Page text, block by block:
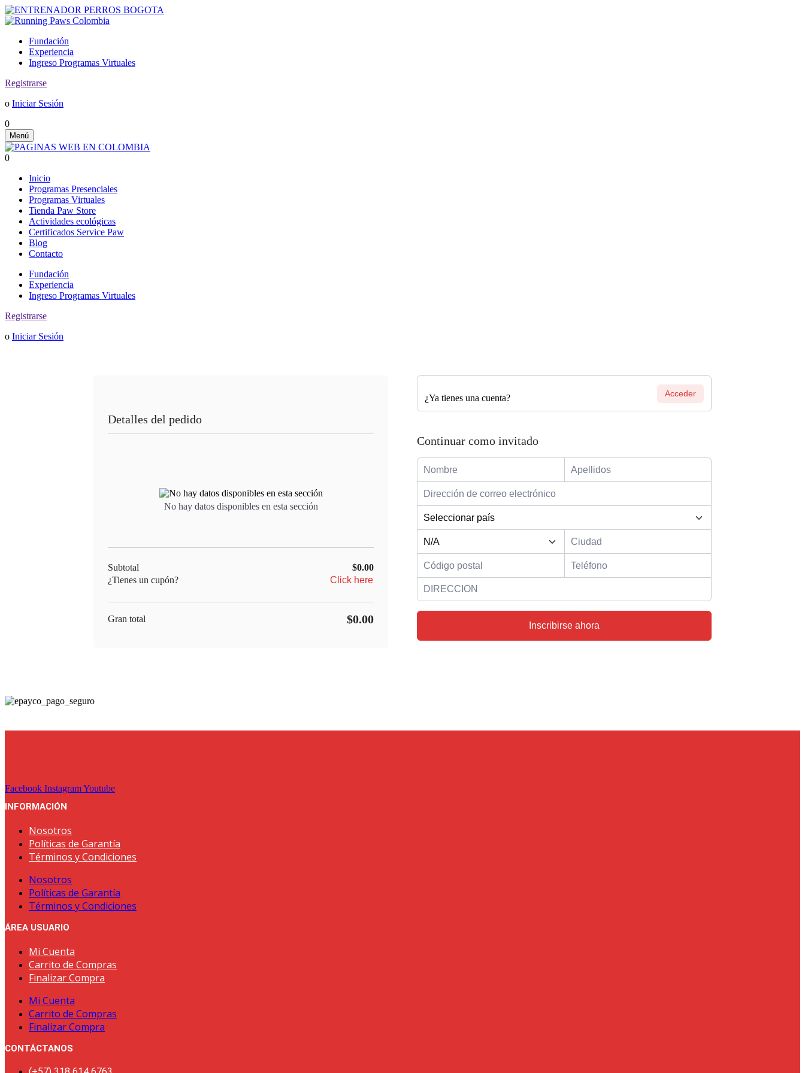
Fundación
Experiencia
Ingreso Programas Virtuales
Registrarse
o Iniciar Sesión
0
Menú
0
Inicio
Programas Presenciales
Programas Virtuales
Tienda Paw Store
Actividades ecológicas
Certificados Service Paw
Blog
Contacto
Fundación
Experiencia
Ingreso Programas Virtuales
Registrarse
o Iniciar Sesión
Detalles del pedido
No hay datos disponibles en esta sección
Subtotal
$0.00
¿Tienes un cupón?
Click here
Gran total $0.00
¿Ya tienes una cuenta? Acceder
Continuar como invitado
Inscribirse ahora
Facebook InstagramYoutube
INFORMACIÓN
Nosotros
Políticas de Garantía
Términos y Condiciones
Nosotros
Políticas de Garantía
Términos y Condiciones
ÁREA USUARIO
Mi Cuenta
Carrito de Compras
Finalizar Compra
Mi Cuenta
Carrito de Compras
Finalizar Compra
CONTÁCTANOS